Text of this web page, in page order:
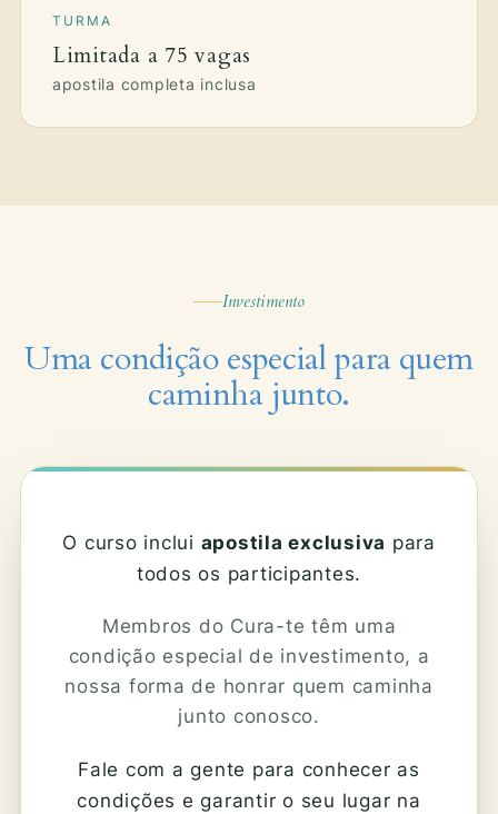
TURMA
Limitada a 75 vagas
apostila completa inclusa
Investimento
Uma condição especial para quem
caminha junto.
O curso inclui apostila exclusiva para
todos os participantes.
Membros do Cura-te têm uma
condição especial de investimento, a
nossa forma de honrar quem caminha
junto conosco.
Fale com a gente para conhecer as
condições e garantir o seu lugar na